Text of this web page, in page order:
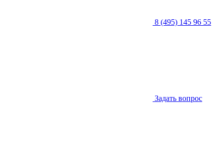
8 (495) 145 96 55
Задать вопрос